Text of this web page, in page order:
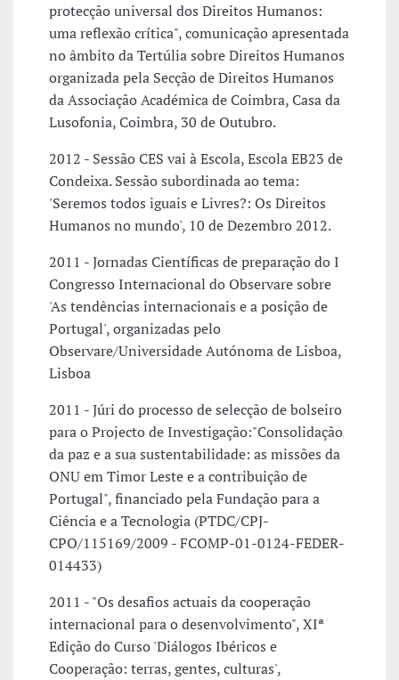
protecção universal dos Direitos Humanos:
uma reflexão crítica", comunicação apresentada
no âmbito da Tertúlia sobre Direitos Humanos
organizada pela Secção de Direitos Humanos
da Associação Académica de Coimbra, Casa da
Lusofonia, Coimbra, 30 de Outubro.
2012 - Sessão CES vai à Escola, Escola EB23 de
Condeixa. Sessão subordinada ao tema:
'Seremos todos iguais e Livres?: Os Direitos
Humanos no mundo', 10 de Dezembro 2012.
2011 - Jornadas Científicas de preparação do I
Congresso Internacional do Observare sobre
'As tendências internacionais e a posição de
Portugal', organizadas pelo
Observare/Universidade Autónoma de Lisboa,
Lisboa
2011 - Júri do processo de selecção de bolseiro
para o Projecto de Investigação:"Consolidação
da paz e a sua sustentabilidade: as missões da
ONU em Timor Leste e a contribuição de
Portugal", financiado pela Fundação para a
Ciência e a Tecnologia (PTDC/CPJ-
CPO/115169/2009 - FCOMP-01-0124-FEDER-
014433)
2011 - "Os desafios actuais da cooperação
internacional para o desenvolvimento", XIª
Edição do Curso 'Diálogos Ibéricos e
Cooperação: terras, gentes, culturas',